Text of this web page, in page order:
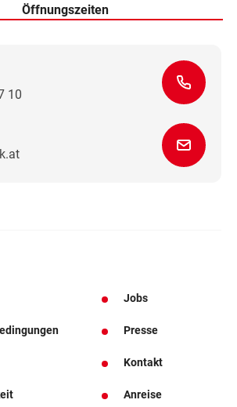
Öffnungszeiten
10
Jobs
Presse
Kontakt
Anreise